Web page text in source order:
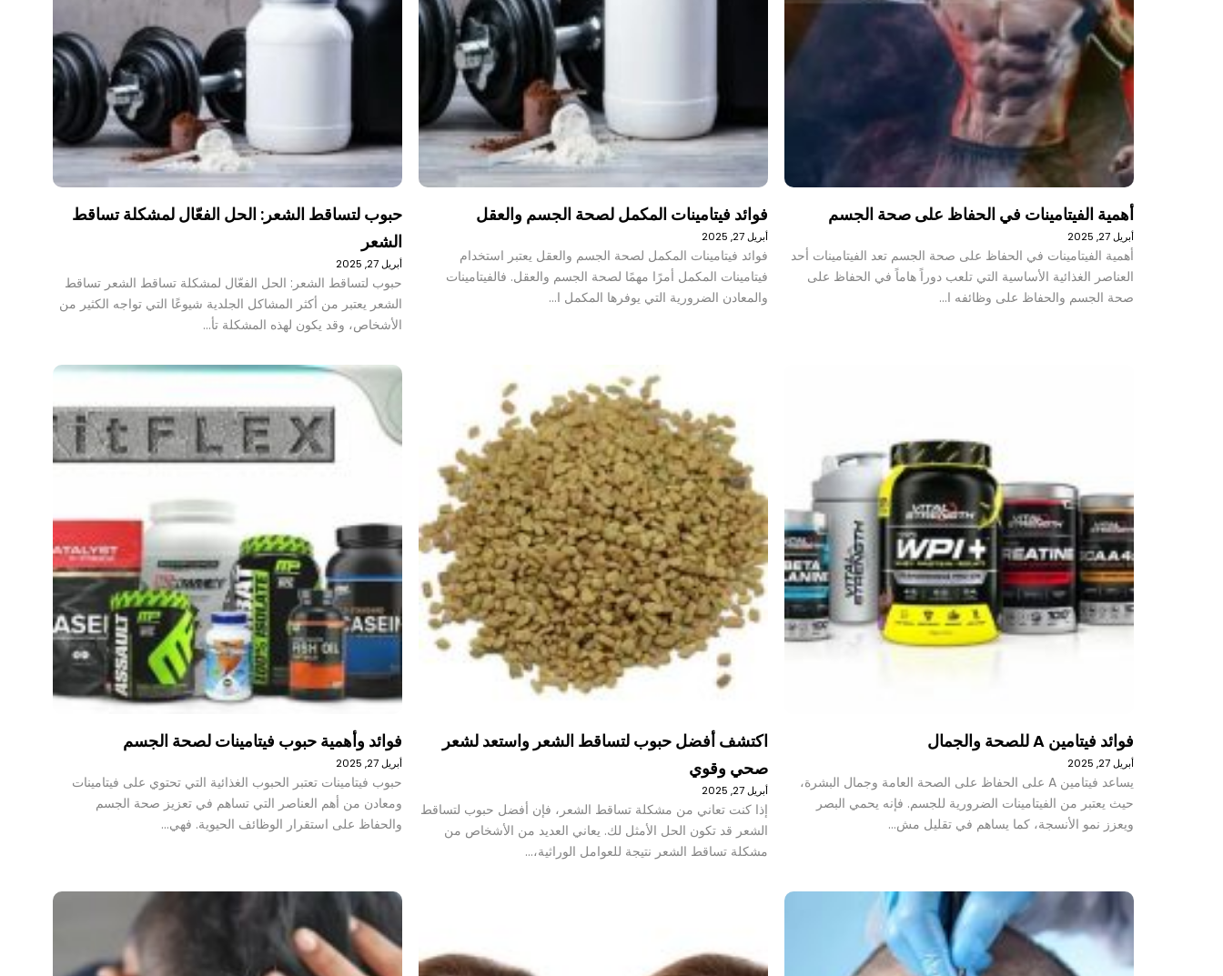
أهمية الفيتامينات في الحفاظ على صحة الجسم
أبريل 27, 2025
أهمية الفيتامينات في الحفاظ على صحة الجسم تعد الفيتامينات أحد
العناصر الغذائية الأساسية التي تلعب دوراً هاماً في الحفاظ على
صحة الجسم والحفاظ على وظائفه ا…
فوائد فيتامينات المكمل لصحة الجسم والعقل
أبريل 27, 2025
فوائد فيتامينات المكمل لصحة الجسم والعقل يعتبر استخدام
فيتامينات المكمل أمرًا مهمًا لصحة الجسم والعقل. فالفيتامينات
والمعادن الضرورية التي يوفرها المكمل ا…
حبوب لتساقط الشعر: الحل الفعّال لمشكلة تساقط
الشعر
أبريل 27, 2025
حبوب لتساقط الشعر: الحل الفعّال لمشكلة تساقط الشعر تساقط
الشعر يعتبر من أكثر المشاكل الجلدية شيوعًا التي تواجه الكثير من
الأشخاص، وقد يكون لهذه المشكلة تأ…
فوائد فيتامين A للصحة والجمال
أبريل 27, 2025
يساعد فيتامين A على الحفاظ على الصحة العامة وجمال البشرة،
حيث يعتبر من الفيتامينات الضرورية للجسم. فإنه يحمي البصر
ويعزز نمو الأنسجة، كما يساهم في تقليل مش…
اكتشف أفضل حبوب لتساقط الشعر واستعد لشعر
صحي وقوي
أبريل 27, 2025
إذا كنت تعاني من مشكلة تساقط الشعر، فإن أفضل حبوب لتساقط
الشعر قد تكون الحل الأمثل لك. يعاني العديد من الأشخاص من
مشكلة تساقط الشعر نتيجة للعوامل الوراثية،…
فوائد وأهمية حبوب فيتامينات لصحة الجسم
أبريل 27, 2025
حبوب فيتامينات تعتبر الحبوب الغذائية التي تحتوي على فيتامينات
ومعادن من أهم العناصر التي تساهم في تعزيز صحة الجسم
والحفاظ على استقرار الوظائف الحيوية. فهي…